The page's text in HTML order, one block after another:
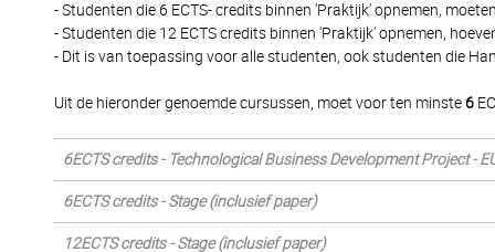
- Studenten die 6 ECTS- credits binnen 'Praktijk' opnemen,
- Studenten die 12 ECTS credits binnen 'Praktijk' opnemen,
- Dit is van toepassing voor alle studenten, ook studenten die
Uit de hieronder genoemde cursussen, moet voor ten minste6
6ECTS credits - Technological Business Development Project -
6ECTS credits - Stage (inclusief paper)
12ECTS credits - Stage (inclusief paper)